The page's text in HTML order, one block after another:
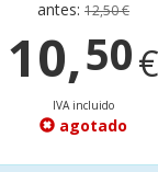
antes: 12,50 €
10,50€
IVA incluido
agotado